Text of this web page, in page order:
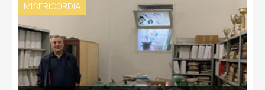
MISERICORDIA